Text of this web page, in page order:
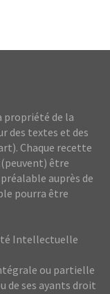
propriété de la
des textes et des
Chaque recette
être
auprès de
pourra être
Intellectuelle
ou partielle
de ses ayants droit